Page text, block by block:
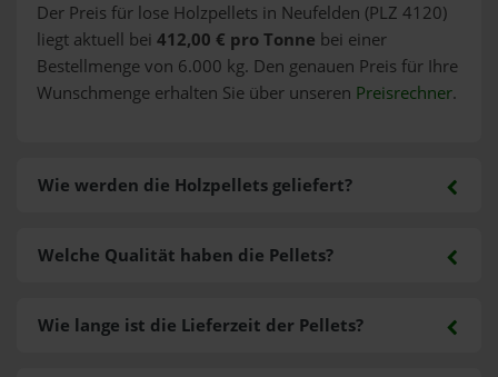
Der Preis für lose Holzpellets in Neufelden (PLZ 4120)
liegt aktuell bei 412,00 € pro Tonne bei einer
Bestellmenge von 6.000 kg. Den genauen Preis für Ihre
Wunschmenge erhalten Sie über unseren Preisrechner.
Wie werden die Holzpellets geliefert?
Welche Qualität haben die Pellets?
Wie lange ist die Lieferzeit der Pellets?